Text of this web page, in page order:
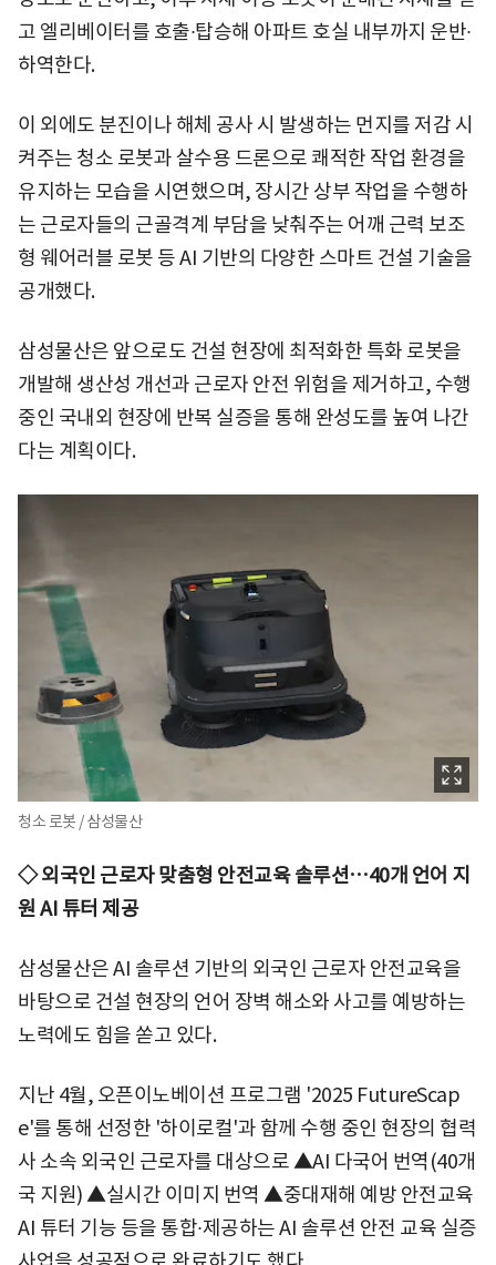
고 엘리베이터를 호출∙탑승해 아파트 호실 내부까지 운반∙
하역한다.
이 외에도 분진이나 해체 공사 시 발생하는 먼지를 저감 시
켜주는 청소 로봇과 살수용 드론으로 쾌적한 작업 환경을
유지하는 모습을 시연했으며, 장시간 상부 작업을 수행하
는 근로자들의 근골격계 부담을 낮춰주는 어깨 근력 보조
형 웨어러블 로봇 등 AI 기반의 다양한 스마트 건설 기술을
공개했다.
삼성물산은 앞으로도 건설 현장에 최적화한 특화 로봇을
개발해 생산성 개선과 근로자 안전 위험을 제거하고, 수행
중인 국내외 현장에 반복 실증을 통해 완성도를 높여 나간
다는 계획이다.
청소 로봇 / 삼성물산
◇ 외국인 근로자 맞춤형 안전교육 솔루션…40개 언어 지
원 AI 튜터 제공
삼성물산은 AI 솔루션 기반의 외국인 근로자 안전교육을
바탕으로 건설 현장의 언어 장벽 해소와 사고를 예방하는
노력에도 힘을 쏟고 있다.
지난 4월, 오픈이노베이션 프로그램 '2025 FutureScap
e'를 통해 선정한 '하이로컬'과 함께 수행 중인 현장의 협력
사 소속 외국인 근로자를 대상으로 ▲AI 다국어 번역(40개
국 지원) ▲실시간 이미지 번역 ▲중대재해 예방 안전교육
AI 튜터 기능 등을 통합∙제공하는 AI 솔루션 안전 교육 실증